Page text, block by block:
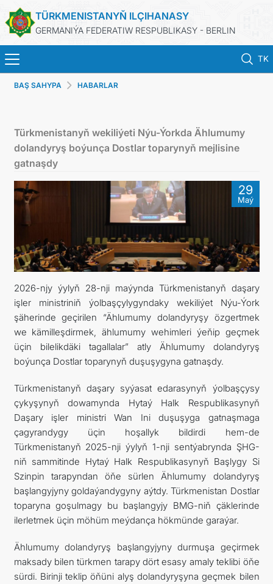
TÜRKMENISTANYŇ ILÇIHANASY
GERMANIÝA FEDERATIW RESPUBLIKASY - BERLIN
TK
STARTSEITE
MFAA TURKMENISTANS
TURKMENISTAN
KONSULAR ABTEILUNG
INVESTITIONEN IN TURKMENISTAN
KONTAKT
BAŞ SAHYPA HABARLAR
Türkmenistanyň wekiliýeti Nýu-Ýorkda Ählumumy
dolandyryş boýunça Dostlar toparynyň mejlisine
gatnaşdy
29
Maý
2026-njy ýylyň 28-nji maýynda Türkmenistanyň daşary
işler ministriniň ýolbaşçylygyndaky wekiliýet Nýu-Ýork
şäherinde geçirilen “Ählumumy dolandyryşy özgertmek
we kämilleşdirmek, ählumumy wehimleri ýeňip geçmek
üçin bilelikdäki tagallalar” atly Ählumumy dolandyryş
boýunça Dostlar toparynyň duşuşygyna gatnaşdy.
Türkmenistanyň daşary syýasat edarasynyň ýolbaşçysy
çykyşynyň dowamynda Hytaý Halk Respublikasynyň
Daşary işler ministri Wan Ini duşuşyga gatnaşmaga
çagyrandygy üçin hoşallyk bildirdi hem-de
Türkmenistanyň 2025-nji ýylyň 1-nji sentýabrynda ŞHG-
niň sammitinde Hytaý Halk Respublikasynyň Başlygy Si
Szinpin tarapyndan öňe sürlen Ählumumy dolandyryş
başlangyjyny goldaýandygyny aýtdy. Türkmenistan Dostlar
toparyna goşulmagy bu başlangyjy BMG-niň çäklerinde
ilerletmek üçin möhüm meýdança hökmünde garaýar.
Ählumumy dolandyryş başlangyjyny durmuşa geçirmek
maksady bilen türkmen tarapy dört esasy amaly teklibi öňe
sürdi. Birinji teklip öňüni alyş dolandyryşyna geçmek bilen